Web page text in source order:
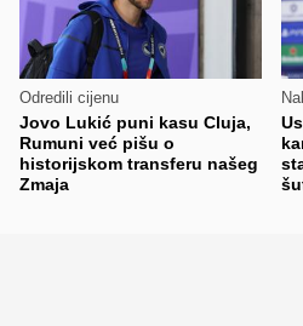
Odredili cijenu
Jovo Lukić puni kasu Cluja,
Rumuni već pišu o
historijskom transferu našeg
Zmaja